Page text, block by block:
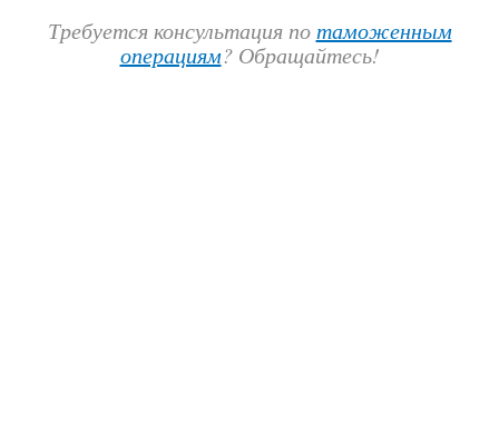
Требуется консультация по таможенным
операциям? Обращайтесь!